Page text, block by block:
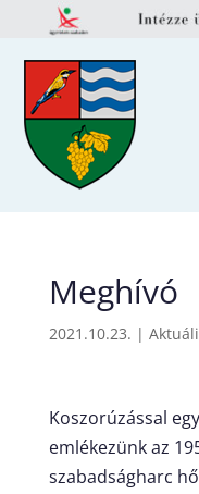
Meghívó
2021.10.23. |
Koszorúzással
emlékezünk az
szabadságharc